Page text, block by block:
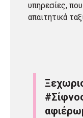
υπηρεσίες,
απαιτητικά